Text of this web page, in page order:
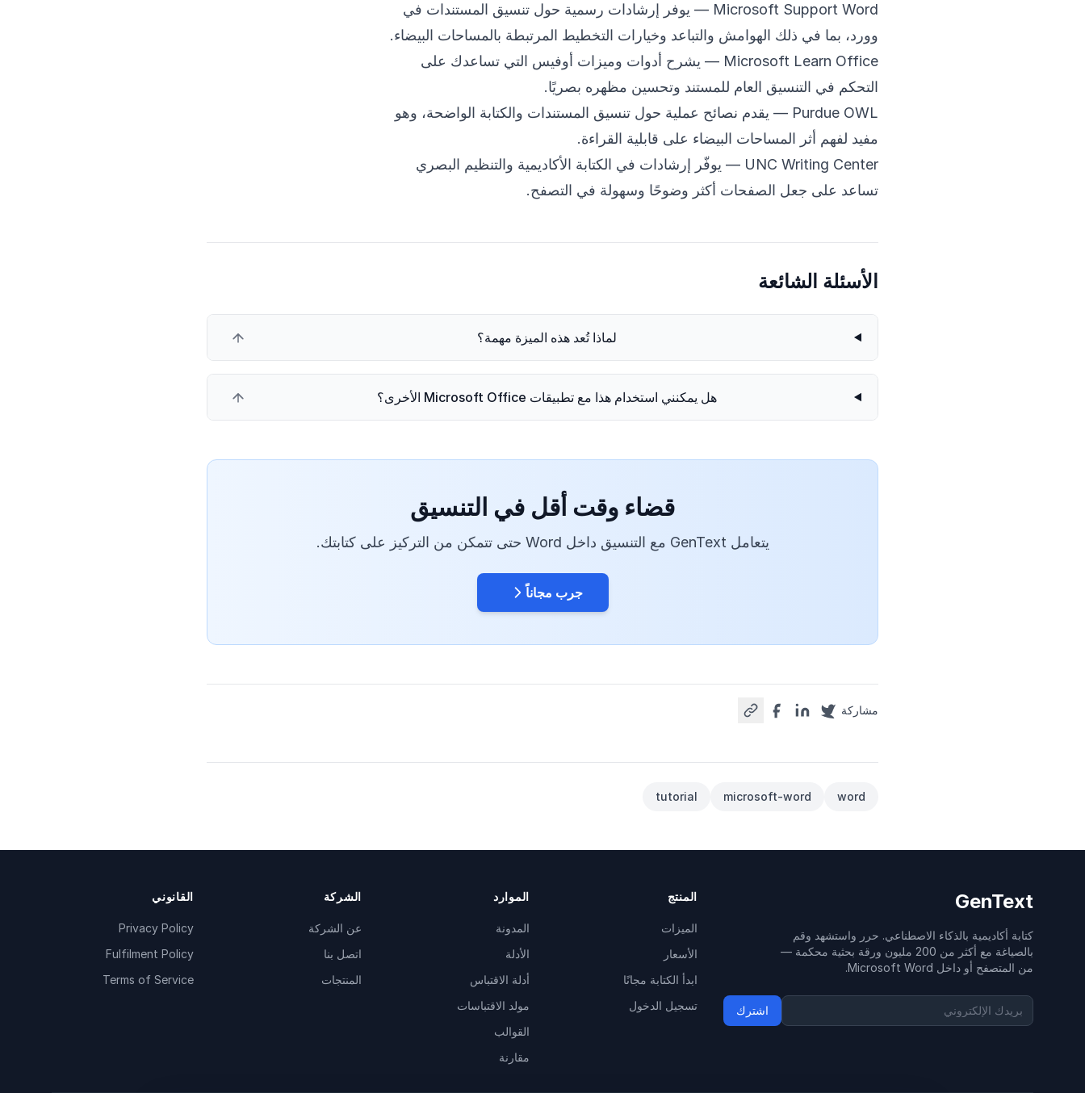
Microsoft Support Word — يوفر إرشادات رسمية حول تنسيق المستندات في
وورد، بما في ذلك الهوامش والتباعد وخيارات التخطيط المرتبطة بالمساحات البيضاء.
Microsoft Learn Office — يشرح أدوات وميزات أوفيس التي تساعدك على
التحكم في التنسيق العام للمستند وتحسين مظهره بصريًا.
Purdue OWL — يقدم نصائح عملية حول تنسيق المستندات والكتابة الواضحة، وهو
مفيد لفهم أثر المساحات البيضاء على قابلية القراءة.
UNC Writing Center — يوفّر إرشادات في الكتابة الأكاديمية والتنظيم البصري
تساعد على جعل الصفحات أكثر وضوحًا وسهولة في التصفح.
الأسئلة الشائعة
لماذا تُعد هذه الميزة مهمة؟
هل يمكنني استخدام هذا مع تطبيقات Microsoft Office الأخرى؟
قضاء وقت أقل في التنسيق
يتعامل GenText مع التنسيق داخل Word حتى تتمكن من التركيز على كتابتك.
جرب مجاناً
مشاركة
word
microsoft-word
tutorial
GenText
كتابة أكاديمية بالذكاء الاصطناعي. حرر واستشهد وقم
بالصياغة مع أكثر من 200 مليون ورقة بحثية محكمة —
من المتصفح أو داخل Microsoft Word.
اشترك
المنتج
الميزات
الأسعار
ابدأ الكتابة مجانًا
تسجيل الدخول
الموارد
المدونة
الأدلة
أدلة الاقتباس
مولد الاقتباسات
القوالب
مقارنة
الشركة
عن الشركة
اتصل بنا
المنتجات
القانوني
Privacy Policy
Fulfilment Policy
Terms of Service